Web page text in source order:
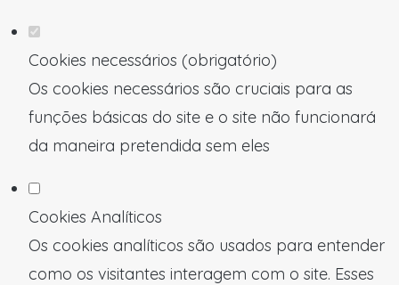
Cookies necessários (obrigatório)
Os cookies necessários são cruciais para as
funções básicas do site e o site não funcionará
da maneira pretendida sem eles
Cookies Analíticos
Os cookies analíticos são usados para entender
como os visitantes interagem com o site. Esses